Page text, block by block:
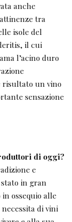
anche
tra
isole del
il cui
l’acino duro
risultato un vino
sensazione
di oggi?
e
in gran
ossequio alle
di vini